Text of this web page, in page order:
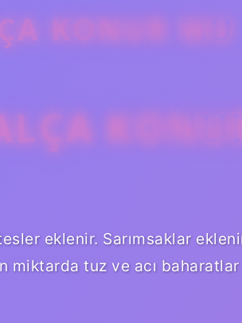
KONUR MU
eklenir. Sarımsaklar
miktarda tuz ve acı